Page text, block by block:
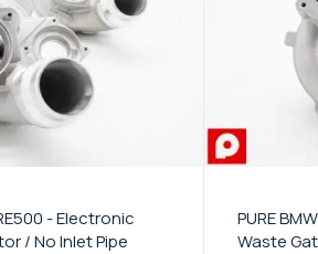
- Electronic
/ No Inlet Pipe
PURE
Waste